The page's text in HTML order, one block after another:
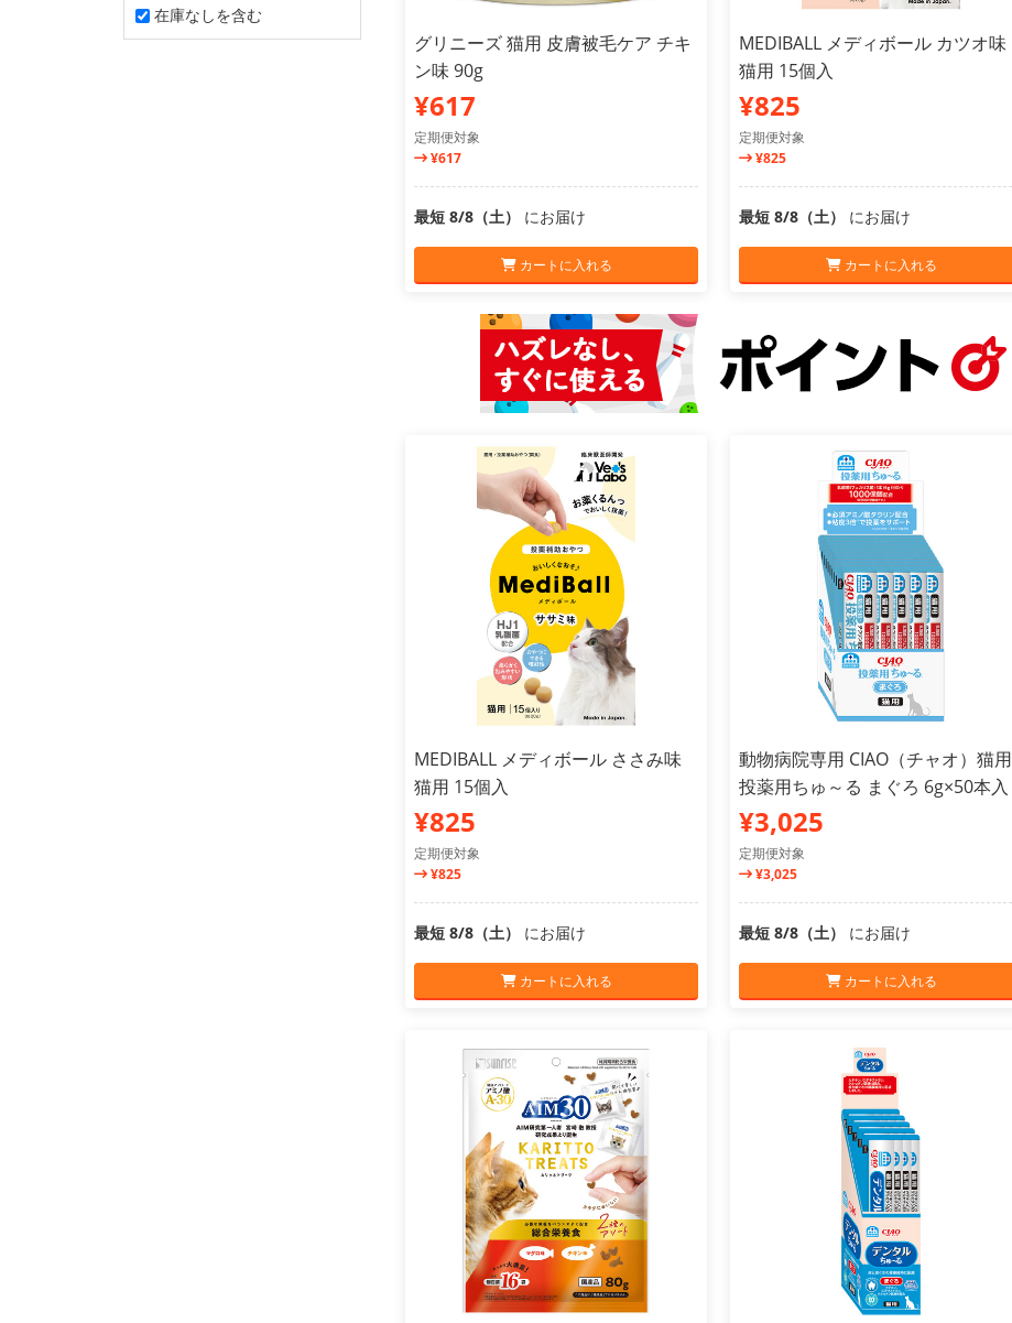
在庫なしを含む
グリニーズ 猫用 皮膚被毛ケア チキ
ン味 90g
¥617
定期便対象
¥617
最短 8/8（土） にお届け
カートに入れる
MEDIBALL メディボール カツオ味
猫用 15個入
¥825
定期便対象
¥825
最短 8/8（土） にお届け
カートに入れる
MEDIBALL メディボール ささみ味
猫用 15個入
¥825
定期便対象
¥825
最短 8/8（土） にお届け
カートに入れる
動物病院専用 CIAO（チャオ）猫用
投薬用ちゅ～る まぐろ 6g×50本入
¥3,025
定期便対象
¥3,025
最短 8/8（土） にお届け
カートに入れる